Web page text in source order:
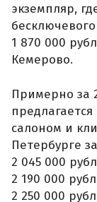
экземпляр,
1 870 000
Кемерово.
Примерно за
салоном и
Петербурге
2 045 000
2 190 000
2 250 000